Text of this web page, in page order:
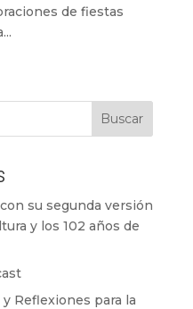
de fiestas
Buscar
su segunda versión
y los 102 años de
Reflexiones para la